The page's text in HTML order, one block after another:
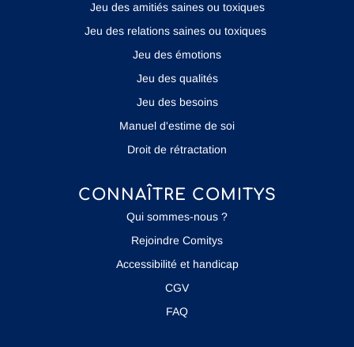
Jeu des amitiés saines ou toxiques
Jeu des relations saines ou toxiques
Jeu des émotions
Jeu des qualités
Jeu des besoins
Manuel d'estime de soi
Droit de rétractation
CONNAÎTRE COMITYS
Qui sommes-nous ?
Rejoindre Comitys
Accessibilité et handicap
CGV
FAQ